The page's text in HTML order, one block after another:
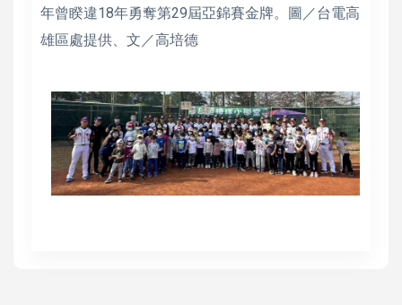
年曾睽違18年勇奪第29屆亞錦賽金牌。圖／台電高
雄區處提供、文／高培德